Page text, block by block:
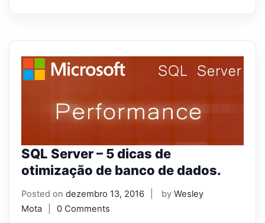
SQL Server – 5 dicas de
otimização de banco de dados.
Posted on dezembro 13, 2016 by Wesley
Mota
0 Comments